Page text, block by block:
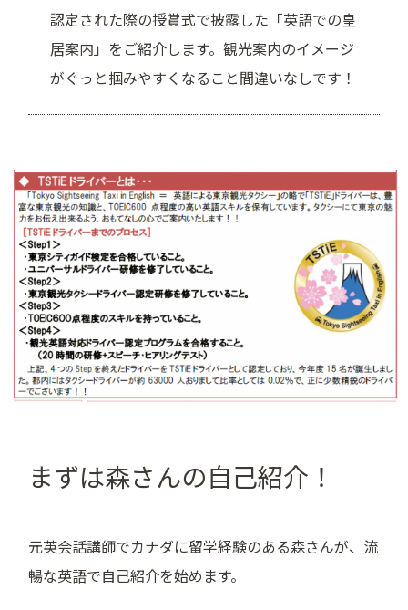
認定された際の授賞式で披露した「英語での皇
居案内」をご紹介します。観光案内のイメージ
がぐっと掴みやすくなること間違いなしです！
まずは森さんの自己紹介！
元英会話講師でカナダに留学経験のある森さんが、流
暢な英語で自己紹介を始めます。